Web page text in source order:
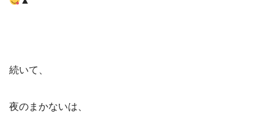
続いて、
夜のまかないは、